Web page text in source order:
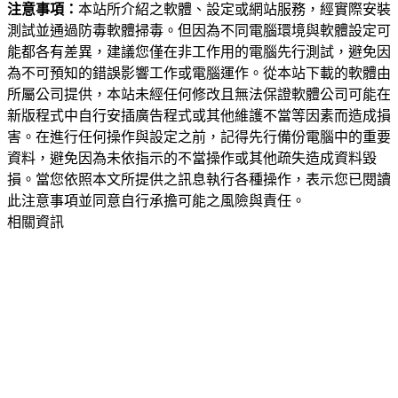
注意事項： 本站所介紹之軟體、設定或網站服務，經實際安裝
測試並通過防毒軟體掃毒。但因為不同電腦環境與軟體設定可
能都各有差異，建議您僅在非工作用的電腦先行測試，避免因
為不可預知的錯誤影響工作或電腦運作。從本站下載的軟體由
所屬公司提供，本站未經任何修改且無法保證軟體公司可能在
新版程式中自行安插廣告程式或其他維護不當等因素而造成損
害。在進行任何操作與設定之前，記得先行備份電腦中的重要
資料，避免因為未依指示的不當操作或其他疏失造成資料毀
損。當您依照本文所提供之訊息執行各種操作，表示您已閱讀
此注意事項並同意自行承擔可能之風險與責任。
相關資訊